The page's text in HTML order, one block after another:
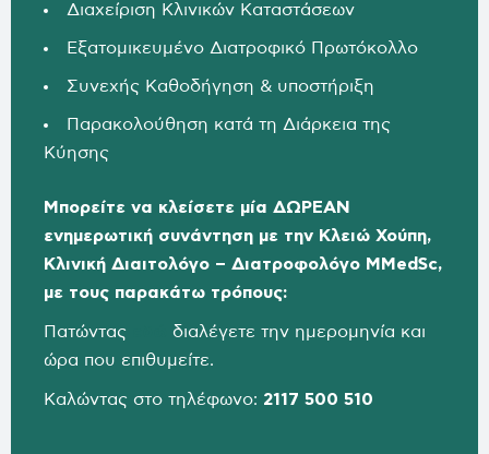
Διαχείριση Κλινικών Καταστάσεων
Εξατομικευμένο Διατροφικό Πρωτόκολλο
Συνεχής Καθοδήγηση & υποστήριξη
Παρακολούθηση κατά τη Διάρκεια της
Κύησης
Μπορείτε να κλείσετε μία ΔΩΡΕΑΝ
ενημερωτική συνάντηση με την Κλειώ Χούπη,
Κλινική Διαιτολόγο – Διατροφολόγο MMedSc,
με τους παρακάτω τρόπους:
Πατώντας
διαλέγετε την ημερομηνία και
ώρα που επιθυμείτε.
Καλώντας στο τηλέφωνο: 2117 500 510